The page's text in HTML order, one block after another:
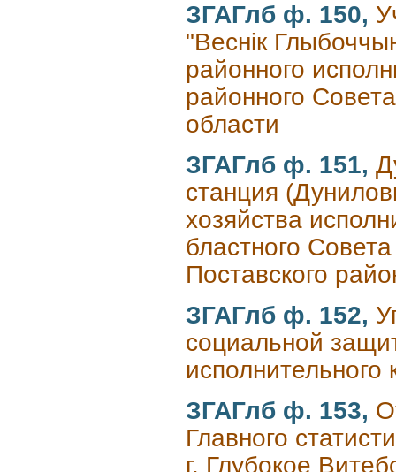
ЗГАГлб ф. 150,
"Веснік
районного
районного
области
ЗГАГлб ф. 151,
станция
хозяйства
бластного
Поставского
ЗГАГлб ф. 152,
социальной
исполнительного
ЗГАГлб ф. 153,
Главного
г. Глубокое